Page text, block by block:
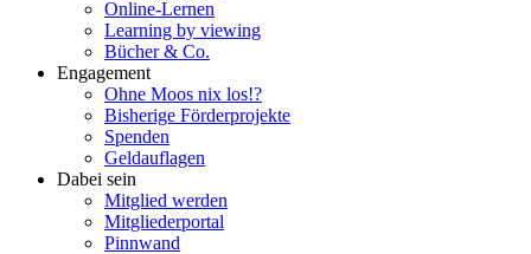
Online-Lernen
Learning by viewing
Bücher & Co.
Engagement
Ohne Moos nix los!?
Bisherige Förderprojekte
Spenden
Geldauflagen
Dabei sein
Mitglied werden
Mitgliederportal
Pinnwand